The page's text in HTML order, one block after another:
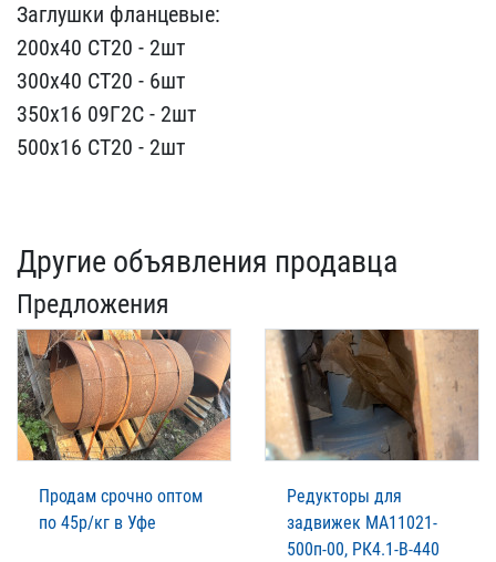
Заглушки фланцевы​е:
200х40 СТ20 - 2шт
300​х40 СТ20 - 6шт
350х16 09​Г2С - 2шт
500х16 СТ20 - ​2шт
Другие объявления продавца
Предложения
Продам срочно оптом
по 45р/кг в Уфе
Редукторы для
задвижек МА11021-
500п-00, РК4.1-В-440